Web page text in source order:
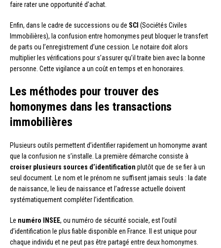
faire rater une opportunité d’achat.
Enfin, dans le cadre de successions ou de SCI (Sociétés Civiles
Immobilières), la confusion entre homonymes peut bloquer le transfert
de parts ou l’enregistrement d’une cession. Le notaire doit alors
multiplier les vérifications pour s’assurer qu’il traite bien avec la bonne
personne. Cette vigilance a un coût en temps et en honoraires.
Les méthodes pour trouver des
homonymes dans les transactions
immobilières
Plusieurs outils permettent d’identifier rapidement un homonyme avant
que la confusion ne s’installe. La première démarche consiste à
croiser plusieurs sources d’identification plutôt que de se fier à un
seul document. Le nom et le prénom ne suffisent jamais seuls : la date
de naissance, le lieu de naissance et l’adresse actuelle doivent
systématiquement compléter l’identification.
Le numéro INSEE, ou numéro de sécurité sociale, est l’outil
d’identification le plus fiable disponible en France. Il est unique pour
chaque individu et ne peut pas être partagé entre deux homonymes.